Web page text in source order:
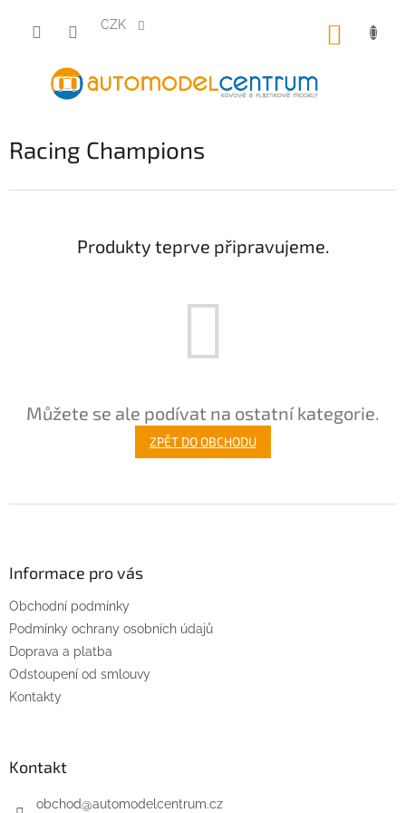
obsah
CZK
Racing Champions
Produkty teprve připravujeme.
Můžete se ale podívat na ostatní kategorie.
ZPĚT DO OBCHODU
Informace pro vás
Obchodní podmínky
Podmínky ochrany osobních údajů
Doprava a platba
Odstoupení od smlouvy
Kontakty
Kontakt
obchod@automodelcentrum.cz